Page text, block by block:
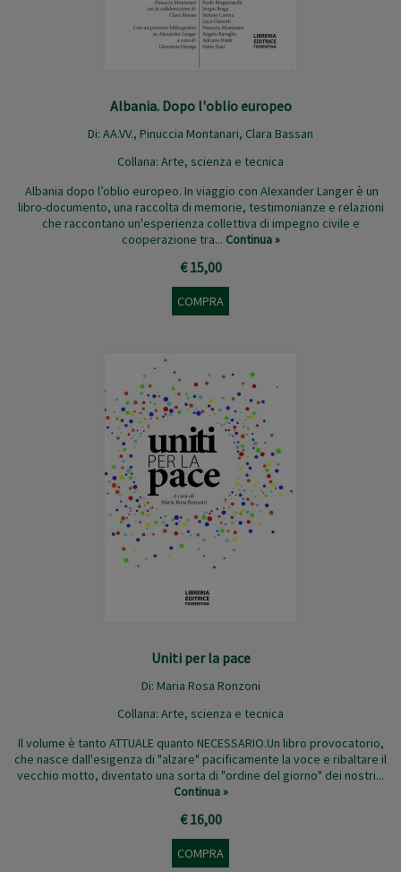
Albania. Dopo l'oblio europeo
Di: AA.VV., Pinuccia Montanari, Clara Bassan
Collana: Arte, scienza e tecnica
Albania dopo l’oblio europeo. In viaggio con Alexander Langer è un
libro-documento, una raccolta di memorie, testimonianze e relazioni
che raccontano un'esperienza collettiva di impegno civile e
cooperazione tra... Continua »
€ 15,00
COMPRA
Uniti per la pace
Di: Maria Rosa Ronzoni
Collana: Arte, scienza e tecnica
Il volume è tanto ATTUALE quanto NECESSARIO.Un libro provocatorio,
che nasce dall'esigenza di "alzare" pacificamente la voce e ribaltare il
vecchio motto, diventato una sorta di "ordine del giorno" dei nostri...
Continua »
€ 16,00
COMPRA